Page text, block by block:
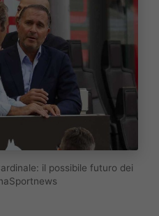
il possibile futuro dei